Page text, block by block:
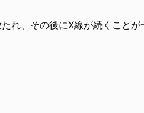
れ、その後にX線が続くことが